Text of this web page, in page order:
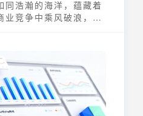
同浩瀚的海洋，蕴藏着
业竞争中乘风破浪，就
界，从海量数据中提
策提供有力支持。